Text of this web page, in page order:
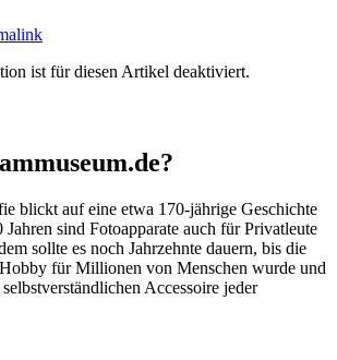
ist für diesen Artikel deaktiviert.
blickt auf eine etwa 170-jährige Geschichte
sind Fotoapparate auch für Privatleute
sollte es noch Jahrzehnte dauern, bis die
für Millionen von Menschen wurde und
Accessoire jeder